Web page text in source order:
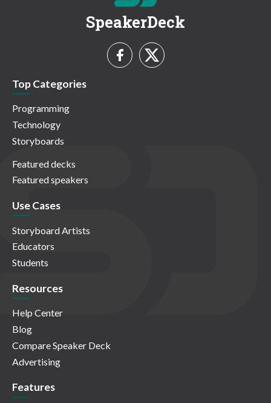
SpeakerDeck
Top Categories
Programming
Technology
Storyboards
Featured decks
Featured speakers
Use Cases
Storyboard Artists
Educators
Students
Resources
Help Center
Blog
Compare Speaker Deck
Advertising
Features